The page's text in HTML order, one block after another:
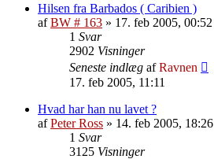
Hilsen fra Barbados ( Caribien )
afBW # 163 » 17. feb 2005, 00:52
1 Svar
2902 Visninger
Seneste indlæg afRavnen
17. feb 2005, 11:11
Hvad har han nu lavet ?
afPeter Ross » 14. feb 2005, 18:26
1 Svar
3125 Visninger